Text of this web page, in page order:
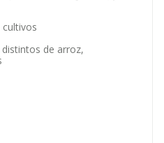
de arroz,